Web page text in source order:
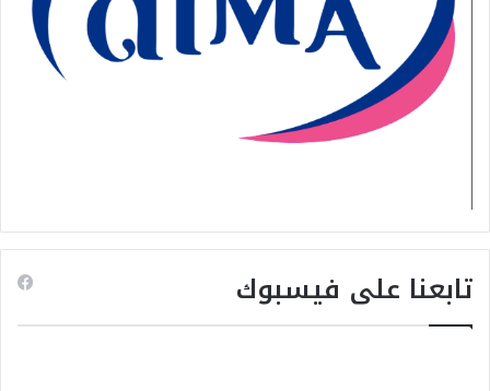
تابعنا على فيسبوك